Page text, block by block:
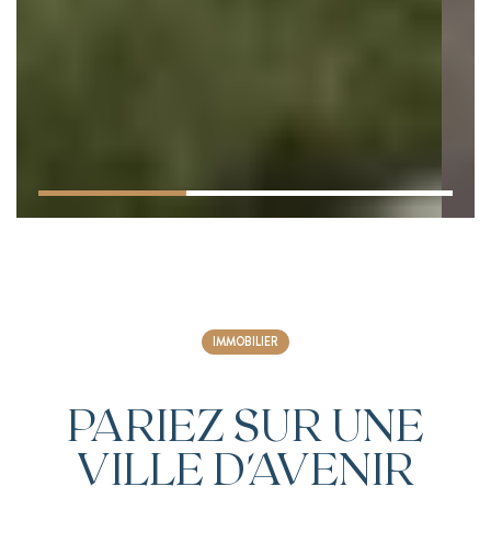
IMMOBILIER
PARIEZ SUR UNE
VILLE D'AVENIR